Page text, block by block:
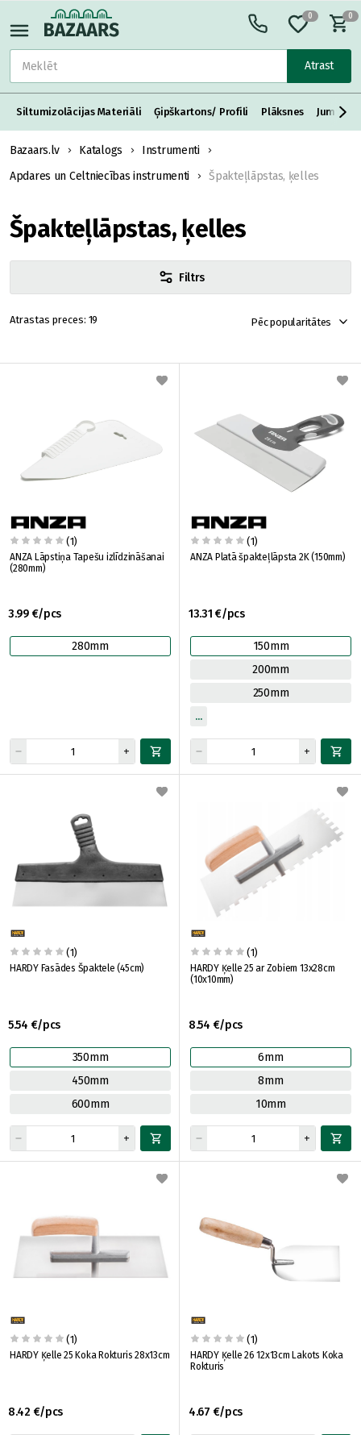
Atrast
0 0
Siltumizolācijas Materiāli Ģipškartons/ Profili Plāksnes Jumta
Bazaars.lv Katalogs
Instrumenti
Apdares un Celtniecības instrumenti
Špakteļlāpstas, ķelles
Špakteļlāpstas, ķelles
Filtrs
19 Pēc popularitātes
(1)
ANZA Lāpstiņa Tapešu izlīdzināšanai
(280mm)
3.99 €/pcs
280mm
(1)
ANZA Platā špakteļlāpsta 2K (150mm)
13.31 €/pcs
150mm
200mm
250mm
(1)
HARDY Fasādes Špaktele (45cm)
5.54 €/pcs
350mm
450mm
600mm
(1)
HARDY Ķelle 25 ar Zobiem 13x28cm
(10x10mm)
8.54 €/pcs
6mm
8mm
10mm
(1)
HARDY Ķelle 25 Koka Rokturis 28x13cm
8.42 €/pcs
(1)
HARDY Ķelle 26 12x13cm Lakots Koka
Rokturis
4.67 €/pcs